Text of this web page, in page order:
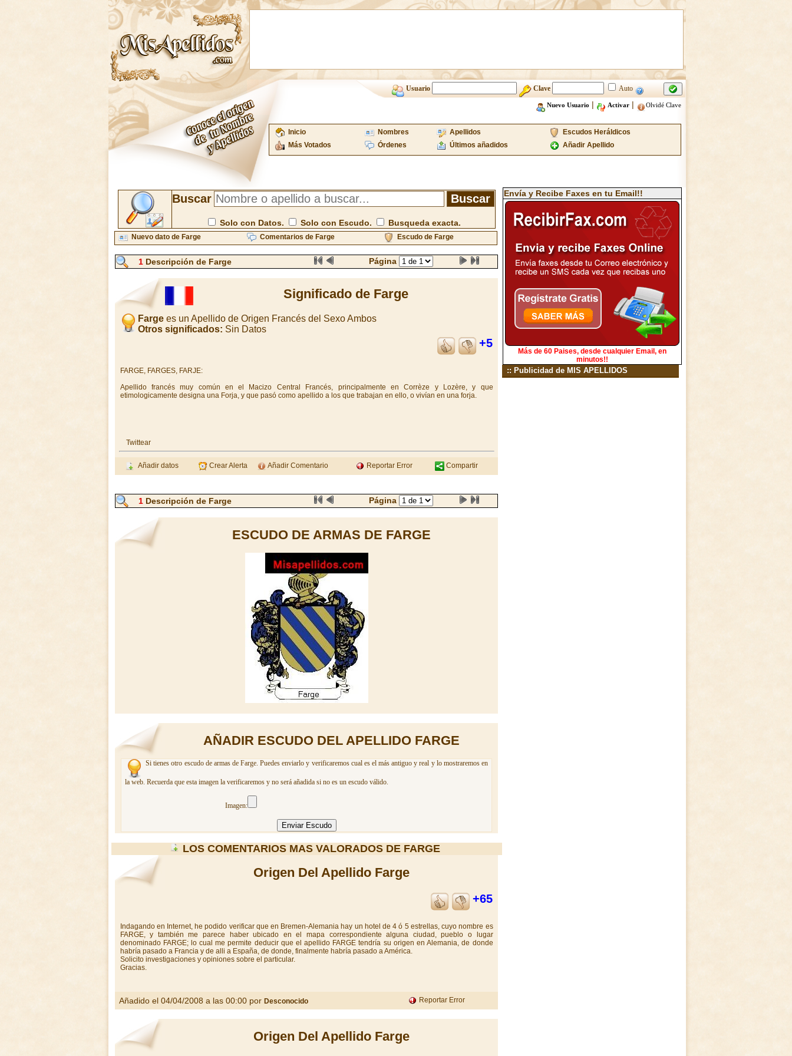
Usuario Clave Auto
Nuevo Usuario | Activar| Olvidé Clave
Inicio Nombres Apellidos
Escudos Heráldicos
Más Votados
Órdenes Últimos añadidos Añadir Apellido
Buscar
Solo con Datos. Solo con Escudo. Busqueda exacta.
Nuevo dato de Farge Comentarios de Farge Escudo de Farge
1 Descripción de Farge Página
Significado de Farge
Fargees un Apellido de Origen Francés del Sexo Ambos
Otros significados: Sin Datos
+5
FARGE, FARGES, FARJE:
Apellido francés muy común en el Macizo Central Francés, principalmente en Corrèze y Lozère, y que
etimologicamente designa una Forja, y que pasó como apellido a los que trabajan en ello, o vivían en una forja.
Twittear
Añadir datos Crear Alerta Añadir Comentario Reportar Error Compartir
1 Descripción de Farge Página
ESCUDO DE ARMAS DE FARGE
AÑADIR ESCUDO DEL APELLIDO FARGE
Si tienes otro escudo de armas de Farge. Puedes enviarlo y verificaremos cual es el más antiguo y real y lo mostraremos en
la web. Recuerda que esta imagen la verificaremos y no será añadida si no es un escudo válido.
Imagen:
LOS COMENTARIOS MAS VALORADOS DE FARGE
Origen Del Apellido Farge
+65
Indagando en Internet, he podido verificar que en Bremen-Alemania hay un hotel de 4 ó 5 estrellas, cuyo nombre es
FARGE, y también me parece haber ubicado en el mapa correspondiente alguna ciudad, pueblo o lugar
denominado FARGE; lo cual me permite deducir que el apellido FARGE tendría su origen en Alemania, de donde
habría pasado a Francia y de alli a España, de donde, finalmente habría pasado a América.
Solicito investigaciones y opiniones sobre el particular.
Gracias.
Añadido el 04/04/2008 a las 00:00 por Desconocido Reportar Error
Origen Del Apellido Farge
Envía y Recibe Faxes en tu Email!!
Más de 60 Paises, desde cualquier Email, en
minutos!!
:: Publicidad de MIS APELLIDOS